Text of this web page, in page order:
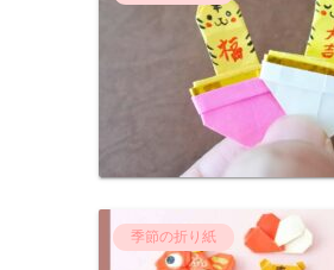
季節の折り紙